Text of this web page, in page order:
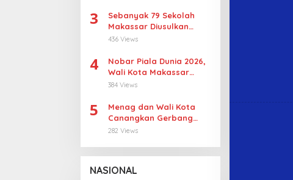
3
Sebanyak 79 Sekolah
Makassar Diusulkan
Revitalisasi, Pulau
Prioritas
436 Views
4
Nobar Piala Dunia 2026,
Wali Kota Makassar
Dorong UMKM Tumbuh di
384 Views
5
Menag dan Wali Kota
Canangkan Gerbang
Moderasi di Makassar
282 Views
NASIONAL